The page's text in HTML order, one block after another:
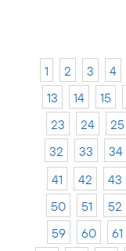
1 2 3 4
13
14 15
23
24 25
32
33 34
41
42 43
50
51 52
59
60 61